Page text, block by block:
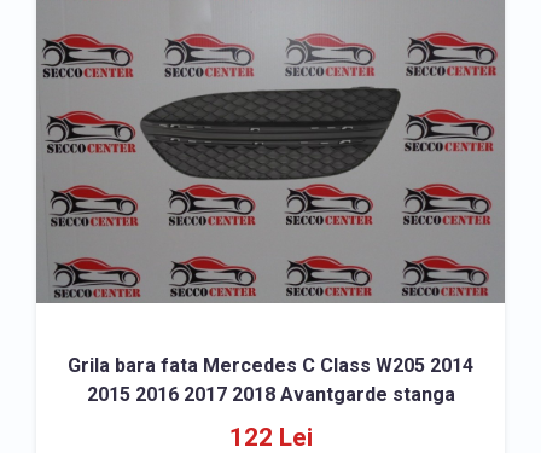
Grila bara fata Mercedes C Class W205 2014
2015 2016 2017 2018 Avantgarde stanga
122 Lei